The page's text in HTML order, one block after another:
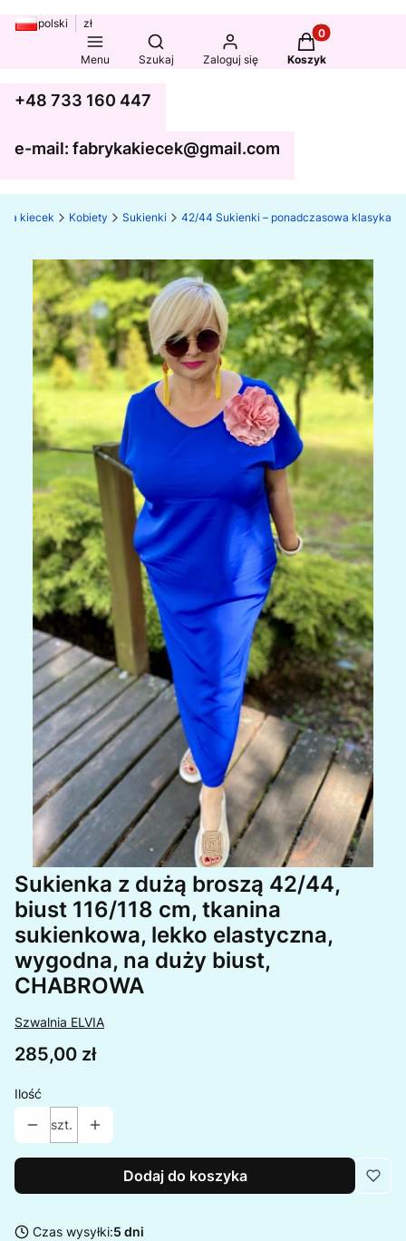
polski zł
Menu
Otwórz wyszukiwarkę
Szukaj Zaloguj się
Produkty w
Koszyk
+48 733 160 447
e-mail: fabrykakiecek@gmail.com
kiecek Kobiety Sukienki 42/44 Sukienki – ponadczasowa klasyka
Sukienka z dużą broszą 42/44,
biust 116/118 cm, tkanina
sukienkowa, lekko elastyczna,
wygodna, na duży biust,
CHABROWA
Szwalnia ELVIA
Cena
285,00 zł
Ilość
szt.
Dodaj do koszyka
Czas wysyłki:5 dni